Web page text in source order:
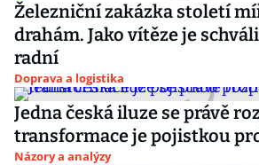
Železniční zakázka století
drahám. Jako vítěze je
radní
Doprava a logistika
Jedna česká iluze se právě
transformace je pojistkou
Názory a analýzy